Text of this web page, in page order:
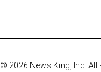
© 2026 News King, Inc. All